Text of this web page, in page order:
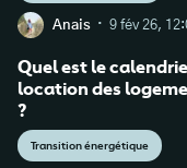
Anais · 9 fév 26,
Quel est le
location des
?
Transition énergétique